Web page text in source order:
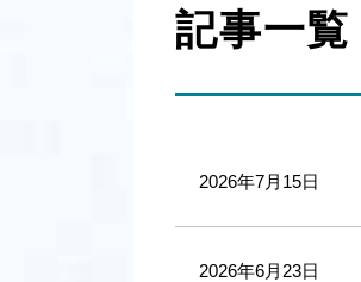
記事一覧
2026年7月15日
2026年6月23日